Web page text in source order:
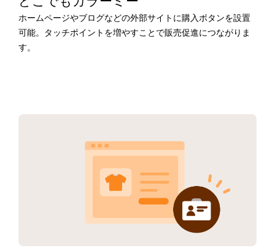
ホームページやブログなどの外部サイトに購入ボタンを設置
可能。タッチポイントを増やすことで販売促進につながりま
す。